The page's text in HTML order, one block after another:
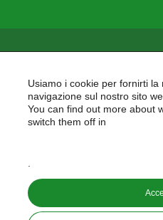
PAIDEA S.A.S. -
Usiamo i cookie per fornirti
navigazione sul nostro sito
You can find out more about
switch them off in